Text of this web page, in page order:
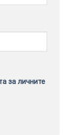
за личните